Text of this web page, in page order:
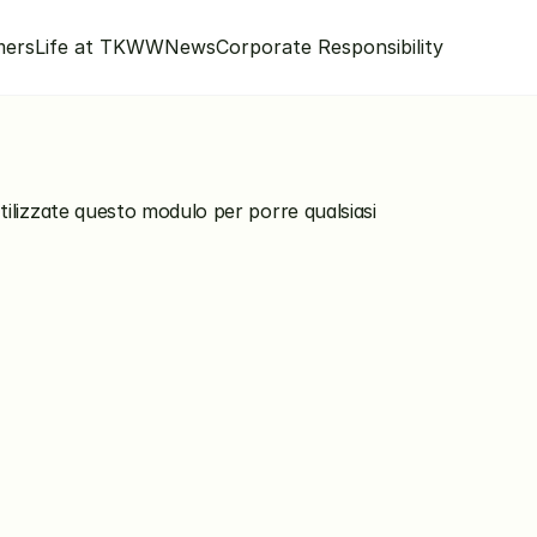
Life at TKWWNewsCorporate Responsibility
questo modulo per porre qualsiasi